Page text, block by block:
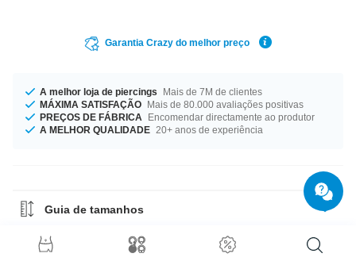
Garantia Crazy do melhor preço
A melhor loja de piercings
Mais de 7M de clientes
MÁXIMA SATISFAÇÃO Mais de 80.000 avaliações positivas
PREÇOS DE FÁBRICA
Encomendar directamente ao produtor
A MELHOR QUALIDADE 20+ anos de experiência
Guia de tamanhos
Guia de Materiais